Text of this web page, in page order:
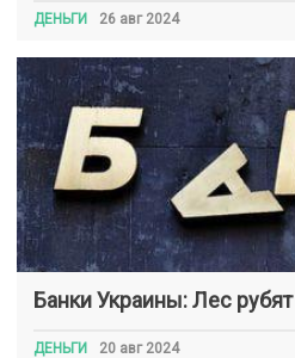
ДЕНЬГИ 26 авг 2024
Банки Украины: Лес
ДЕНЬГИ 20 авг 2024